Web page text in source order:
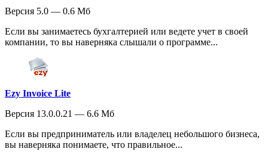
Версия 5.0 — 0.6 Мб
Если вы занимаетесь бухгалтерией или ведете учет в своей
компании, то вы наверняка слышали о программе...
Ezy Invoice Lite
Версия 13.0.0.21 — 6.6 Мб
Если вы предприниматель или владелец небольшого бизнеса,
вы наверняка понимаете, что правильное...